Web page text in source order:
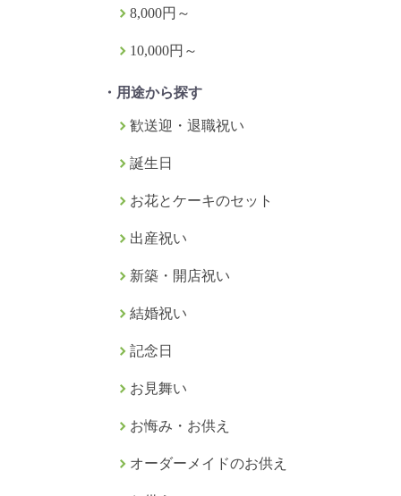
8,000円～
10,000円～
・用途から探す
歓送迎・退職祝い
誕生日
お花とケーキのセット
出産祝い
新築・開店祝い
結婚祝い
記念日
お見舞い
お悔み・お供え
オーダーメイドのお供え